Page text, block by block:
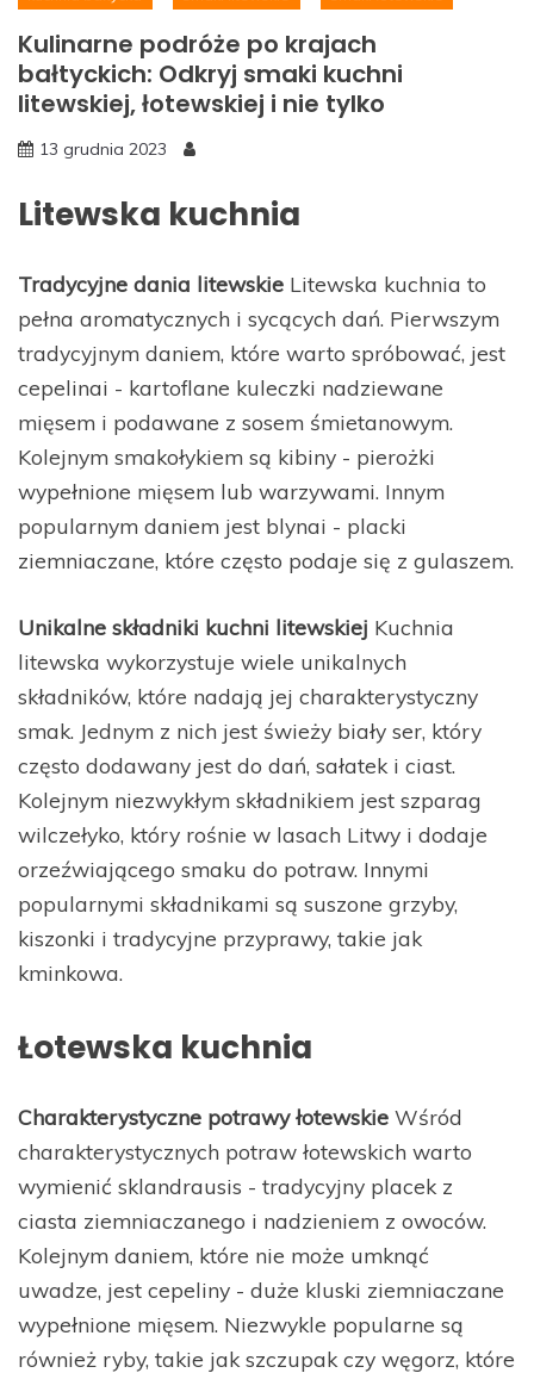
Kulinarne podróże po krajach
bałtyckich: Odkryj smaki kuchni
litewskiej, łotewskiej i nie tylko
13 grudnia 2023
Litewska kuchnia
Tradycyjne dania litewskie Litewska kuchnia to
pełna aromatycznych i sycących dań. Pierwszym
tradycyjnym daniem, które warto spróbować, jest
cepelinai - kartoflane kuleczki nadziewane
mięsem i podawane z sosem śmietanowym.
Kolejnym smakołykiem są kibiny - pierożki
wypełnione mięsem lub warzywami. Innym
popularnym daniem jest blynai - placki
ziemniaczane, które często podaje się z gulaszem.
Unikalne składniki kuchni litewskiej Kuchnia
litewska wykorzystuje wiele unikalnych
składników, które nadają jej charakterystyczny
smak. Jednym z nich jest świeży biały ser, który
często dodawany jest do dań, sałatek i ciast.
Kolejnym niezwykłym składnikiem jest szparag
wilczełyko, który rośnie w lasach Litwy i dodaje
orzeźwiającego smaku do potraw. Innymi
popularnymi składnikami są suszone grzyby,
kiszonki i tradycyjne przyprawy, takie jak
kminkowa.
Łotewska kuchnia
Charakterystyczne potrawy łotewskie Wśród
charakterystycznych potraw łotewskich warto
wymienić sklandrausis - tradycyjny placek z
ciasta ziemniaczanego i nadzieniem z owoców.
Kolejnym daniem, które nie może umknąć
uwadze, jest cepeliny - duże kluski ziemniaczane
wypełnione mięsem. Niezwykle popularne są
również ryby, takie jak szczupak czy węgorz, które